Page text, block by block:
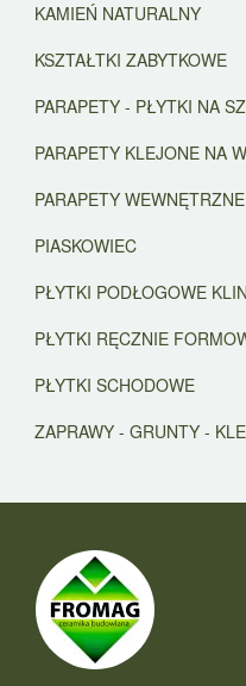
KAMIEŃ NATURALNY
KSZTAŁTKI ZABYTKOWE
PARAPETY - PŁYTKI NA
PARAPETY KLEJONE NA
PARAPETY WEWNĘTRZNE
PIASKOWIEC
PŁYTKI PODŁOGOWE
PŁYTKI RĘCZNIE
PŁYTKI SCHODOWE
ZAPRAWY - GRUNTY -